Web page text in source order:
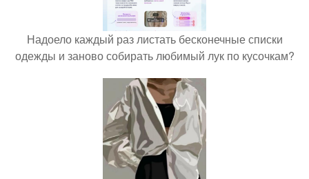
Надоело каждый раз листать бесконечные списки
одежды и заново собирать любимый лук по кусочкам?